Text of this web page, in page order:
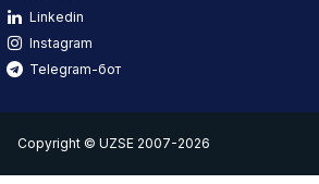
Linkedin
Instagram
Telegram-бот
Copyright © UZSE 2007-2026